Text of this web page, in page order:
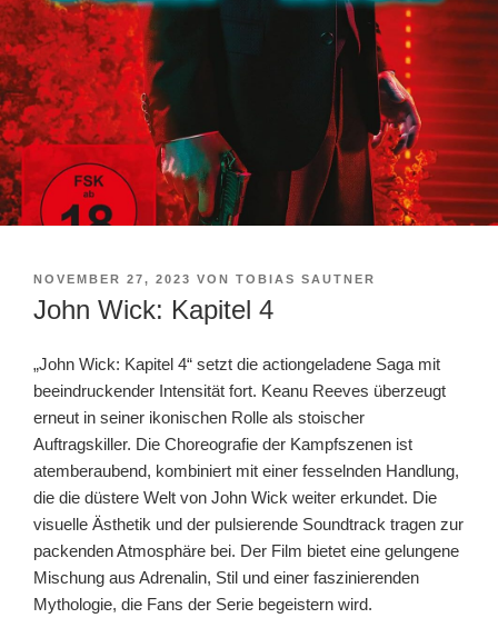
VERÖFFENTLICHT
AM
NOVEMBER 27, 2023 VON TOBIAS SAUTNER
John Wick: Kapitel 4
„John Wick: Kapitel 4“ setzt die actiongeladene Saga mit
beeindruckender Intensität fort. Keanu Reeves überzeugt
erneut in seiner ikonischen Rolle als stoischer
Auftragskiller. Die Choreografie der Kampfszenen ist
atemberaubend, kombiniert mit einer fesselnden Handlung,
die die düstere Welt von John Wick weiter erkundet. Die
visuelle Ästhetik und der pulsierende Soundtrack tragen zur
packenden Atmosphäre bei. Der Film bietet eine gelungene
Mischung aus Adrenalin, Stil und einer faszinierenden
Mythologie, die Fans der Serie begeistern wird.